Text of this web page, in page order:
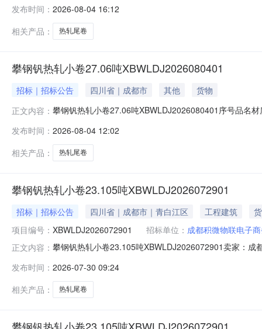
钢钒1/1.545破边(因非计划产品的特殊性，可能存在与描
发布时间： 2026-08-04 16:12
相关产品：
热轧尾卷
攀钢钒热轧小卷27.06吨XBWLDJ2026080401
招标｜招标公告 四川省｜成都市 其他
货物
正文内容： 攀钢钒热轧小卷27.06吨XBWLDJ2026080401序号品名
轧尾卷（小卷）SPHC(X)1.4*1038*C攀钢钒1/1.77破边(
发布时间： 2026-08-04 12:02
相关产品：
热轧尾卷
攀钢钒热轧小卷23.105吨XBWLDJ2026072901
招标｜招标公告 四川省｜成都市｜青白江区 工程建筑
项目编号： XBWLDJ2026072901 招标单位： 成都积微物联电子
正文内容： 攀钢钒热轧小卷23.105吨XBWLDJ2026072901卖家：
1/2.22折边(因非计划产品的特殊性，可能存在与描述不
发布时间： 2026-07-30 09:24
相关产品：
热轧尾卷